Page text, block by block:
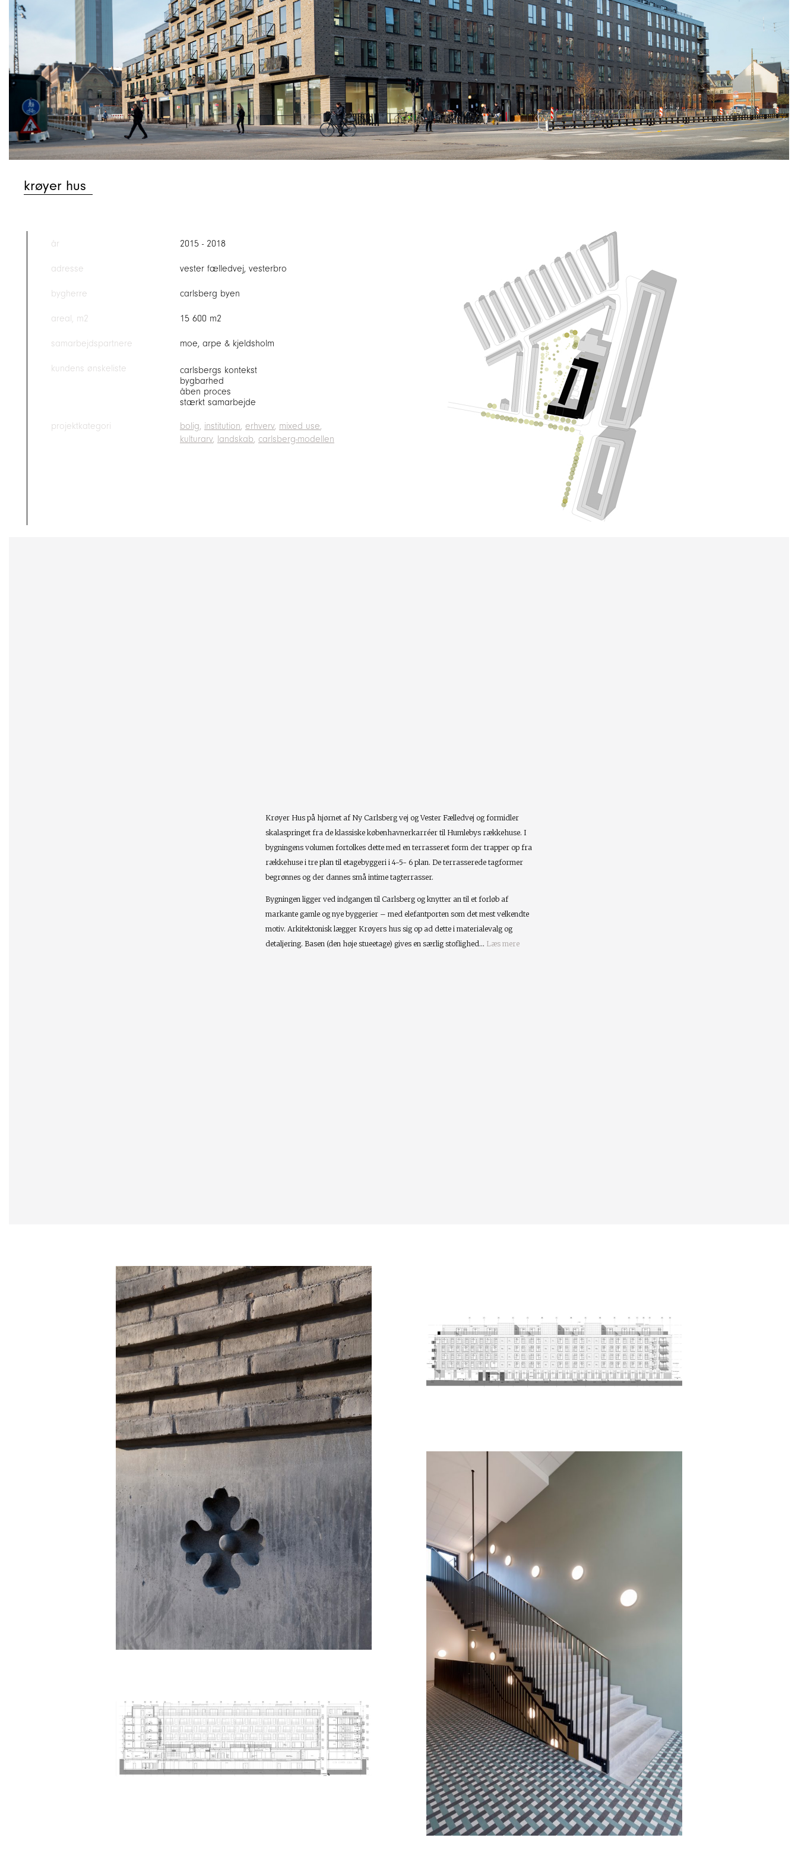
entasis@entasis.dk
+45 3333 9525
Trelleborggade 7, 2150
Nordhavn, Denmark
krøyer hus
år 2015 - 2018
adresse vester fælledvej, vesterbro
bygherre carlsberg byen
areal, m2 15 600 m2
samarbejdspartnere moe, arpe & kjeldsholm
kundens ønskeliste
carlsbergs kontekst
bygbarhed
åben proces
stærkt samarbejde
projektkategori bolig institution erhverv mixed use
kulturarv landskab carlsberg-modellen
Krøyer Hus på hjørnet af Ny Carlsberg vej og Vester Fælledvej og formidler
skalaspringet fra de klassiske københavnerkarréer til Humlebys rækkehuse. I
bygningens volumen fortolkes dette med en terrasseret form der trapper op fra
rækkehuse i tre plan til etagebyggeri i 4-5- 6 plan. De terrasserede tagformer
begrønnes og der dannes små intime tagterrasser.
Bygningen ligger ved indgangen til Carlsberg og knytter an til et forløb af
markante gamle og nye byggerier – med elefantporten som det mest velkendte
motiv. Arkitektonisk lægger Krøyers hus sig op ad dette i materialevalg og
detaljering. Basen (den høje stueetage) gives en særlig stoflighed... Læs mere